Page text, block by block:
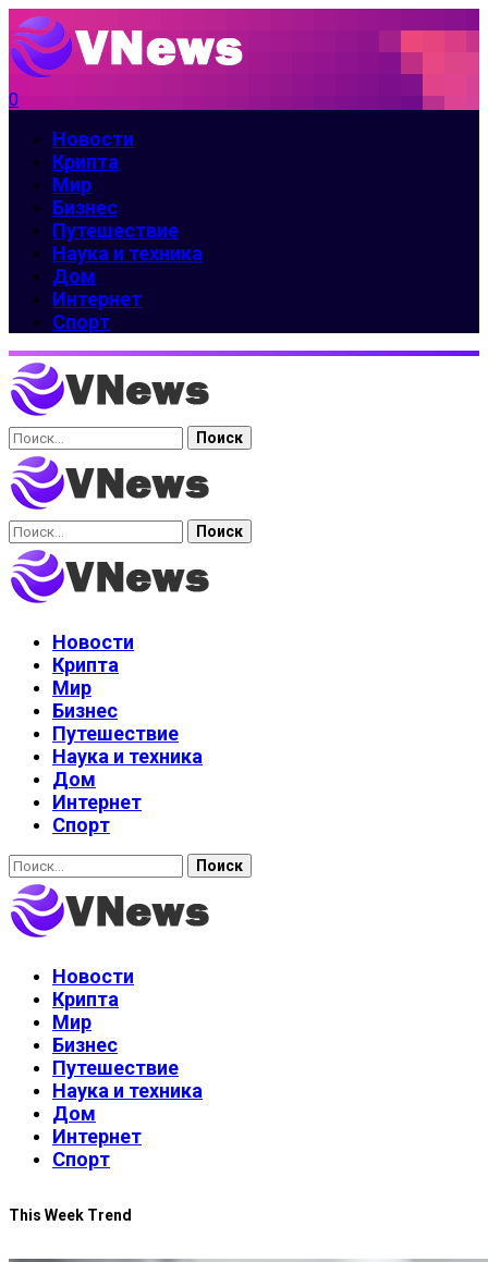
0
Новости
Крипта
Мир
Бизнес
Путешествие
Наука и техника
Дом
Интернет
Спорт
Найти:
Найти:
Новости
Крипта
Мир
Бизнес
Путешествие
Наука и техника
Дом
Интернет
Спорт
Найти:
Новости
Крипта
Мир
Бизнес
Путешествие
Наука и техника
Дом
Интернет
Спорт
This Week Trend